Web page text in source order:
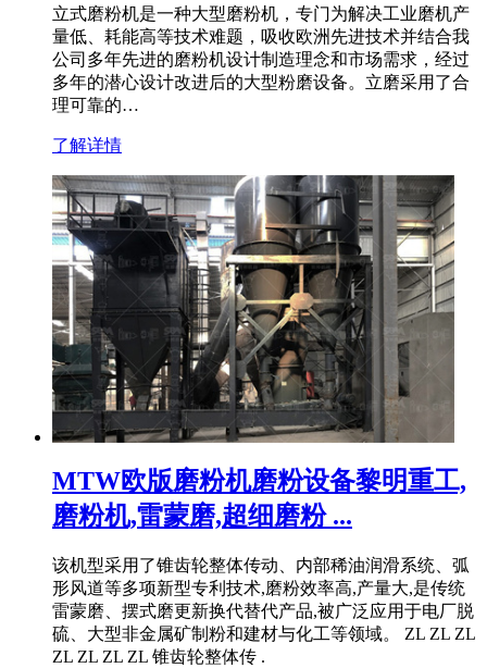
立式磨粉机是一种大型磨粉机，专门为解决工业磨机产
量低、耗能高等技术难题，吸收欧洲先进技术并结合我
公司多年先进的磨粉机设计制造理念和市场需求，经过
多年的潜心设计改进后的大型粉磨设备。立磨采用了合
理可靠的…
了解详情
MTW欧版磨粉机磨粉设备黎明重工,
磨粉机,雷蒙磨,超细磨粉 ...
该机型采用了锥齿轮整体传动、内部稀油润滑系统、弧
形风道等多项新型专利技术,磨粉效率高,产量大,是传统
雷蒙磨、摆式磨更新换代替代产品,被广泛应用于电厂脱
硫、大型非金属矿制粉和建材与化工等领域。 ZL ZL ZL
ZL ZL ZL ZL 锥齿轮整体传 .